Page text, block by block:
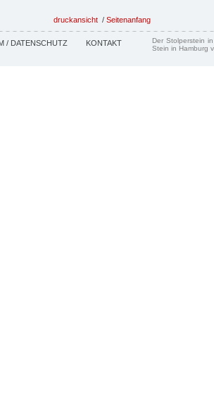
druckansicht / Seitenanfang
/ DATENSCHUTZ KONTAKT
Der Stolperstein
Stein in Hamburg